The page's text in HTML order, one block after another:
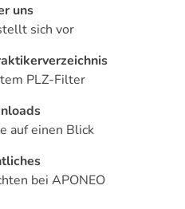
uns
sich vor
PLZ-Filter
auf einen Blick
bei APONEO